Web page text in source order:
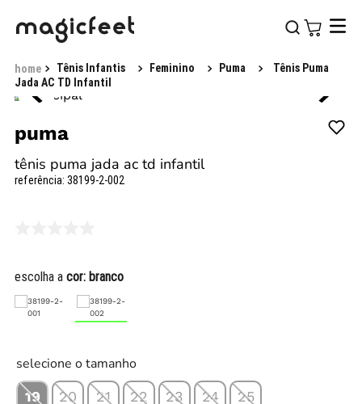
Tênis Infantis Feminino Puma
Tênis Puma
Jada AC TD Infantil
puma
tênis puma jada ac td infantil
referência: 38199-2-002
escolha a cor: branco
selecione o tamanho
19 20 21 22 23 24 25